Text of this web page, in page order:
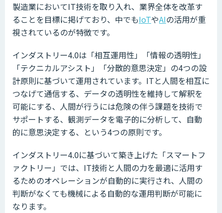
製造業においてIT技術を取り入れ、業界全体を改革す
ることを目標に掲げており、中でもIoTやAIの活用が重
視されているのが特徴です。
インダストリー4.0は「相互運用性」「情報の透明性」
「テクニカルアシスト」「分散的意思決定」の4つの設
計原則に基づいて運用されています。ITと人間を相互に
つなげて通信する、データの透明性を維持して解釈を
可能にする、人間が行うには危険の伴う課題を技術で
サポートする、観測データを電子的に分析して、自動
的に意思決定する、という4つの原則です。
インダストリー4.0に基づいて築き上げた「スマートフ
ァクトリー」では、IT技術と人間の力を最適に活用す
るためのオペレーションが自動的に実行され、人間の
判断がなくても機械による自動的な運用判断が可能に
なります。